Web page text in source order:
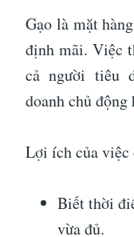
Gạo là mặt
định mãi. Việc
cả người tiêu
doanh chủ
Lợi ích của việc
Biết thời
vừa đủ.